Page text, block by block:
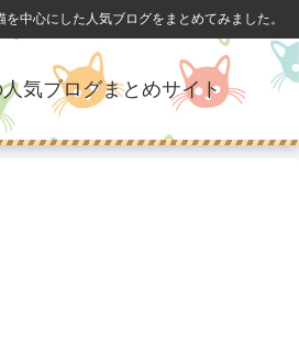
中心にした人気ブログをまとめてみました。
気ブログまとめサイト